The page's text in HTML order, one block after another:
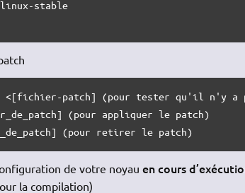
linux-stable
<[fichier-patch] (pour tester qu'il n'y a
(pour appliquer le patch)
(pour retirer le patch)
de votre noyau en cours
la compilation)